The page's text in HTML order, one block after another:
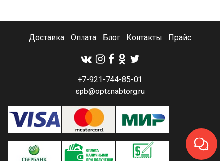
Доставка Оплата Блог Контакты Прайс
+7-921-744-85-01
spb@optsnabtorg.ru